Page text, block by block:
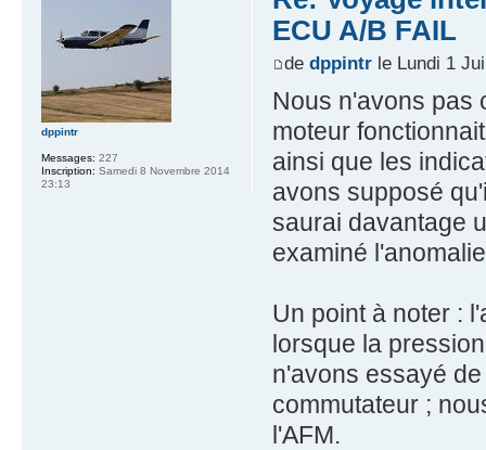
ECU A/B FAIL
de dppintrle Lundi 1
Nous n'avons pas
moteur
ainsi que les
avons supposé
saurai davantage
examiné
Un point à noter :
lorsque la
n'avons essayé
commutateur ;
l'AFM.
dppintr
Messages: 227
Inscription: Samedi 8 Novembre 2014
23:13